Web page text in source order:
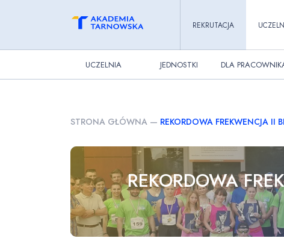
REKRUTACJA
UCZELNIA JEDNOSTKI DLA
STRONA GŁÓWNA — REKORDOWA FREKWENCJA
REKORDOWA